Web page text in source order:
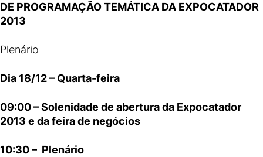
DE PROGRAMAÇÃO TEMÁTICA DA EXPOCATADOR
2013
Plenário
Dia 18/12 – Quarta-feira
09:00 – Solenidade de abertura da Expocatador
2013 e da feira de negócios
10:30 – Plenário